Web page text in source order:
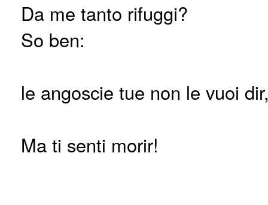
Da me tanto rifuggi?
So ben:
le angoscie tue non le vuoi
Ma ti senti morir!